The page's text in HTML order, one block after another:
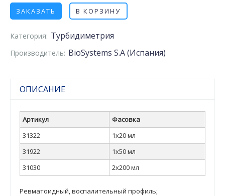
ЗАКАЗАТЬ В КОРЗИНУ
Категория: Турбидиметрия
Производитель: BioSystems S.A (Испания)
ОПИСАНИЕ
Артикул
Фасовка
31322
1x20 мл
31922
1x50 мл
31030
2x200 мл
Ревматоидный, воспалительный профиль;